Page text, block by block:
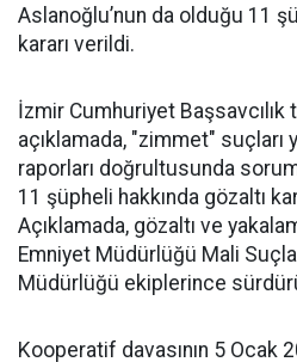
Aslanoğlu’nun da olduğu 11
kararı verildi.
İzmir Cumhuriyet Başsavcılık
açıklamada, "zimmet" suçları
raporları doğrultusunda
11 şüpheli hakkında gözaltı
Açıklamada, gözaltı ve
Emniyet Müdürlüğü Mali
Müdürlüğü ekiplerince
Kooperatif davasının 5 Ocak